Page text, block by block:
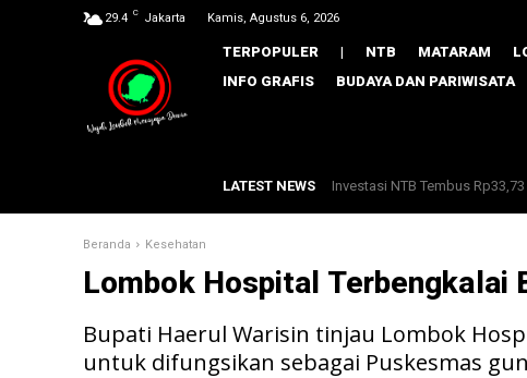
29.4 C Jakarta Kamis, Agustus 6, 2026
TERPOPULER | NTB MATARAM
INFO GRAFIS
BUDAYA DAN PARIWISATA
LATEST NEWS Gebrak Rentenir Hingga
Beranda Kesehatan
Lombok Hospital Terbengkalai
Bupati Haerul Warisin tinjau Lombok
untuk difungsikan sebagai Puskesmas